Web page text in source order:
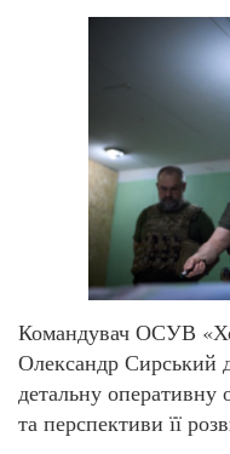
Командувач ОСУВ
Олександр Сирський
детальну
та перспективи її